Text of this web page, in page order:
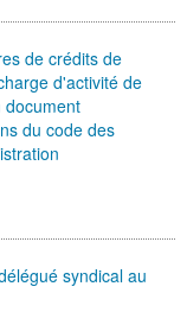
de crédits de
d'activité de
document
du code des
syndical au